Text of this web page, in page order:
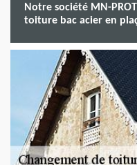
Notre société MN-
toiture bac acier en